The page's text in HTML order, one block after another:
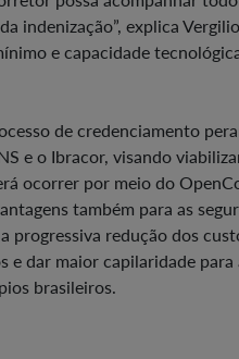
indenização”, explica
e capacidade
de credenciamento
e o Ibracor, visando
ocorrer por meio do
também para as
progressiva redução dos
dar maior capilaridade
brasileiros.